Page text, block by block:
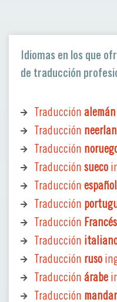
Idiomas en los que
de traducción
Traducción alemán
Traducción
Traducción
Traducción sueco
Traducción español
Traducción
Traducción Francés
Traducción
Traducción ruso
Traducción árabe
Traducción